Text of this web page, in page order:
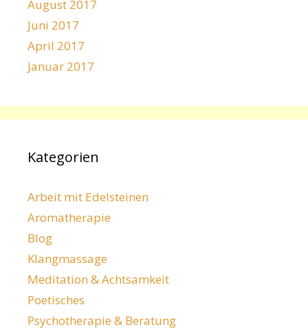
August 2017
Juni 2017
April 2017
Januar 2017
Kategorien
Arbeit mit Edelsteinen
Aromatherapie
Blog
Klangmassage
Meditation & Achtsamkeit
Poetisches
Psychotherapie & Beratung